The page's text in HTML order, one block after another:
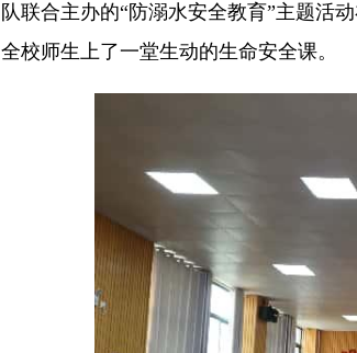
队联合主办的“防溺水安全教育”主题活
全校师生上了一堂生动的生命安全课。